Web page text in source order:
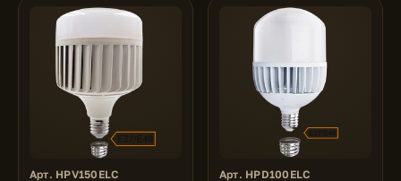
Арт. HPV150ELC Арт. HPD100ELC